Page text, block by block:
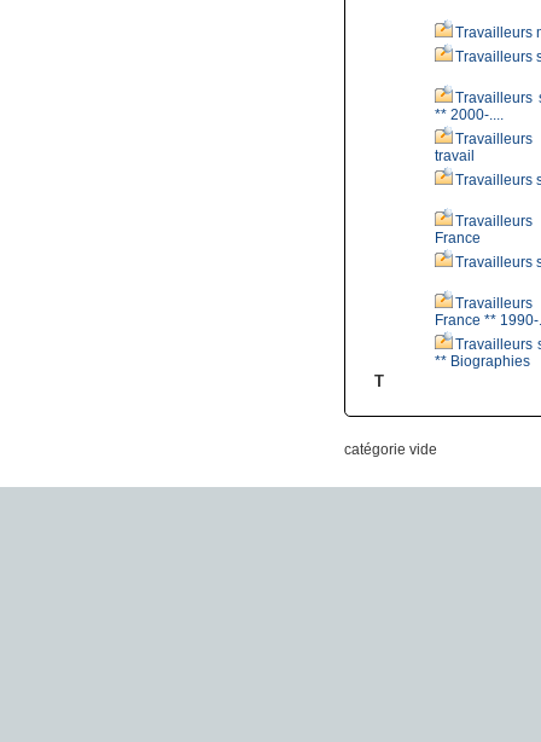
Travailleurs
Travailleurs
Travailleurs
** 2000-....
travail
Travailleurs
France
Travailleurs
France **
Travailleurs
** Biographies
T
catégorie vide